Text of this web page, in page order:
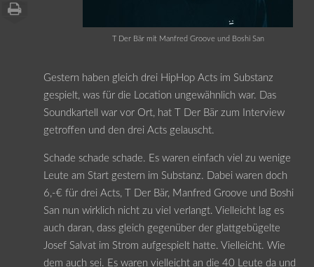
T Der Bär mit Manfred Groove und Boshi San
Gestern haben gleich drei HipHop Acts im Substanz
gespielt, was für die Location ungewähnlich war. Das
Soundkartell war vor Ort, hat T Der Bär zum Interview
getroffen und den drei Acts gelauscht.
Schade schade schade. Es waren einfach viel zu wenige
Leute am Start gestern im Substanz. Dabei waren doch
6,-€ für drei Acts, T Der Bär, Manfred Groove und Boshi
San nun wirklich nicht zu viel verlangt. Vielleicht lag es
auch daran, dass gleich gegenüber der glattgebügelte
Josef Salvat im Strom aufgespielt hatte. Vielleicht. Wie
dem auch sei. Es waren vielleicht an die 40 Leute da und